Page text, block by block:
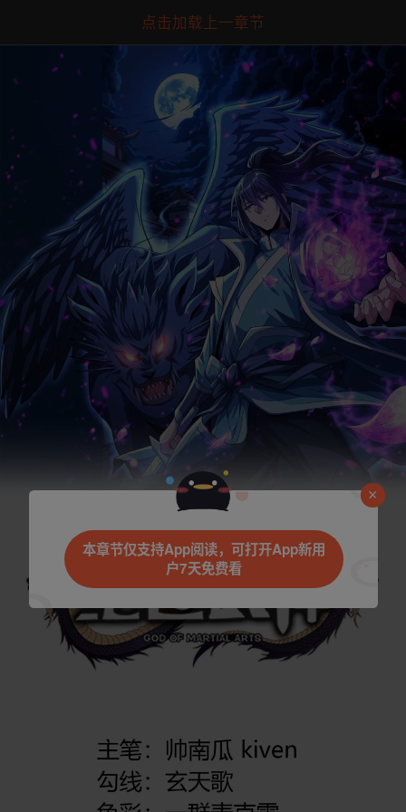
点击加载上一章节
本章节仅支持App阅读，可打开App新用
户7天免费看